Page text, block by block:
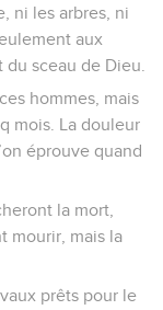
ni les arbres, ni
aux
sceau de Dieu.
hommes, mais
mois. La douleur
éprouve quand
la mort,
mourir, mais la
prêts pour le